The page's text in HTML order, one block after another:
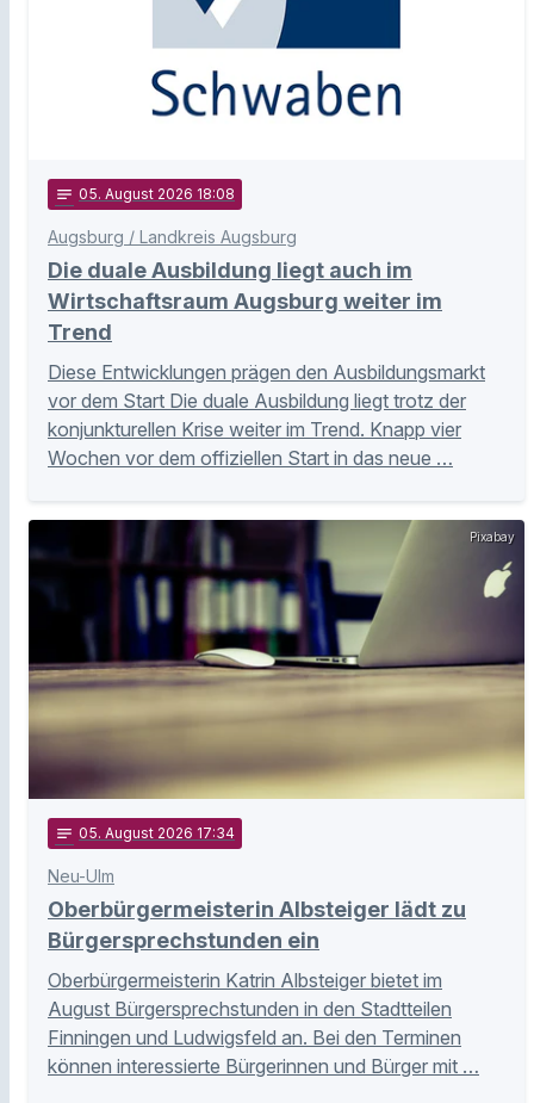
notes 05. August 2026 18:08
Augsburg / Landkreis Augsburg
Die duale Ausbildung liegt auch im
Wirtschaftsraum Augsburg weiter im
Trend
Diese Entwicklungen prägen den Ausbildungsmarkt
vor dem Start Die duale Ausbildung liegt trotz der
konjunkturellen Krise weiter im Trend. Knapp vier
Wochen vor dem offiziellen Start in das neue …
Pixabay
notes 05. August 2026 17:34
Neu-Ulm
Oberbürgermeisterin Albsteiger lädt zu
Bürgersprechstunden ein
Oberbürgermeisterin Katrin Albsteiger bietet im
August Bürgersprechstunden in den Stadtteilen
Finningen und Ludwigsfeld an. Bei den Terminen
können interessierte Bürgerinnen und Bürger mit …